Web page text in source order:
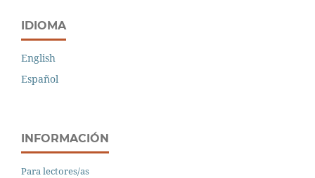
IDIOMA
English
Español
INFORMACIÓN
Para lectores/as